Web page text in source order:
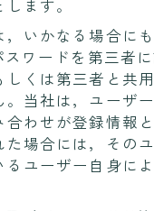
ます。
，いかなる場合に
スワードを第三者
しくは第三者と共
。当社は，ユーザ
合わせが登録情報
た場合には，その
るユーザー自身に